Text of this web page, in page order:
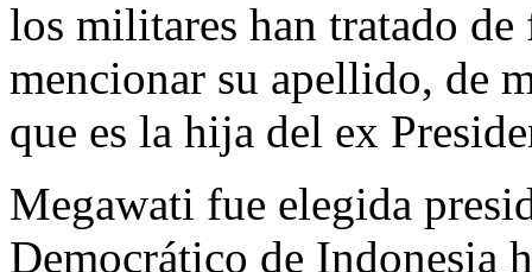
los militares han tratado de
mencionar su apellido, de
que es la hija del ex
Megawati fue elegida
Democrático de Indonesia